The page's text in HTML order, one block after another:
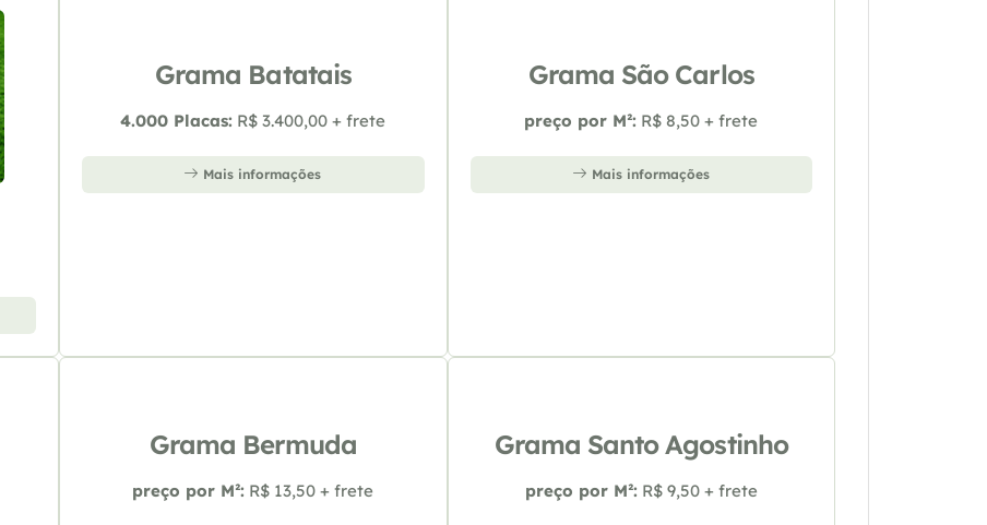
Grama Batatais
4.000 Placas: R$ 3.400,00 + frete
Mais informações
Grama São Carlos
preço por M²: R$ 8,50 + frete
Mais informações
Grama Bermuda
preço por M²: R$ 13,50 + frete
Grama Santo Agostinho
preço por M²: R$ 9,50 + frete